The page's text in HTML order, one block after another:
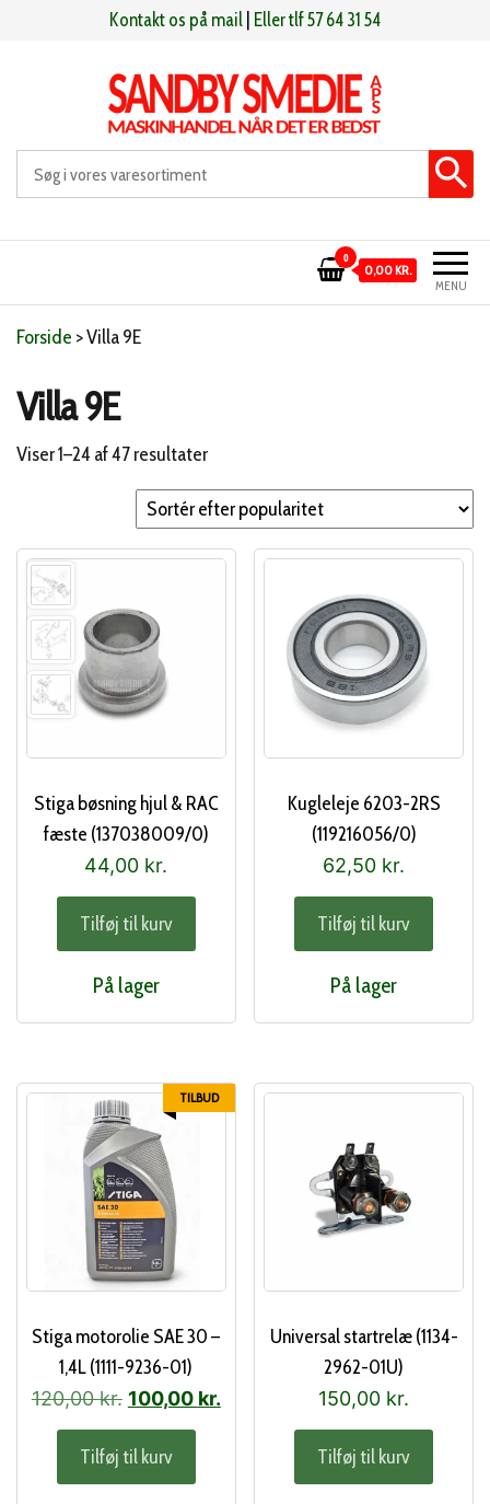
Kontakt os på mail Eller tlf 57 64 31 54
Sandby smeden Maskinhandel når det er bedst
MENU
0
0,00 KR.
Forside >Villa 9E
Villa 9E
Viser 1–24 af 47 resultaterSorteret
efter
popularitet
Stiga bøsning hjul & RAC
fæste (137038009/0)
44,00 kr.
Tilføj til kurv
På lager
Kugleleje 6203-2RS
(119216056/0)
62,50 kr.
Tilføj til kurv
På lager
TILBUD
Stiga motorolie SAE 30 –
1,4L (1111-9236-01)
120,00kr. Den
oprindelige
pris
var:
100,00 kr.Den
Tilføj til kurv
Universal startrelæ (1134-
2962-01U)
150,00 kr.
Tilføj til kurv